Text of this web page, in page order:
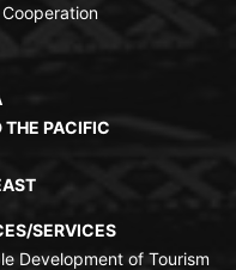
THE PACIFIC
SERVICES
Development of Tourism